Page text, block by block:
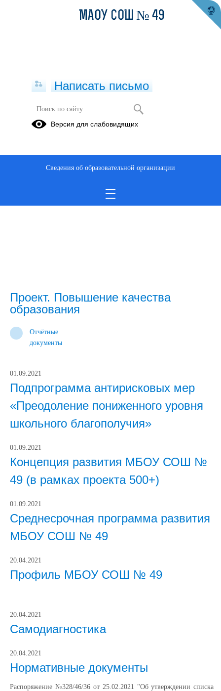
Проект. Повышение качества
образования
Отчётные
документы
01.09.2021
Подпрограмма антирисковых мер
«Преодоление пониженного уровня
школьного благополучия»
01.09.2021
Концепция развития МБОУ СОШ №
49 (в рамках проекта 500+)
01.09.2021
Среднесрочная программа развития
МБОУ СОШ № 49
20.04.2021
Профиль МБОУ СОШ № 49
20.04.2021
Самодиагностика
20.04.2021
Нормативные документы
Распоряжение №328/46/36 от 25.02.2021 "Об утверждении списка
МАОУ СОШ № 49
Написать письмо
Версия для слабовидящих
Сведения об образовательной организации